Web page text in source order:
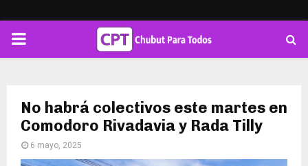
PRIMARY
No habrá colectivos este martes en
Comodoro Rivadavia y Rada Tilly
6 mayo, 2025